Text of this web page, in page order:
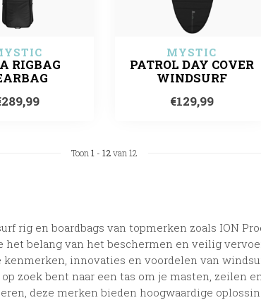
RIGBAG
MYSTIC
PATROL DAY COVER
WINDSURF
€129,99
Toon 1 - 12van 12
rig en boardbags van topmerken zoals ION
belang van het beschermen en veilig
innovaties en voordelen van
zoek bent naar een tas om je masten, zeilen
deze merken bieden hoogwaardige